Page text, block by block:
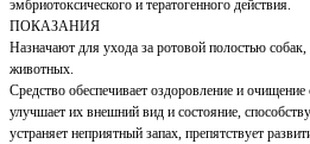
эмбриотоксического и тератогенного действия.
ПОКАЗАНИЯ
Назначают для ухода за ротовой полостью
животных.
Средство обеспечивает оздоровление и
улучшает их внешний вид и состояние,
устраняет неприятный запах, препятствует